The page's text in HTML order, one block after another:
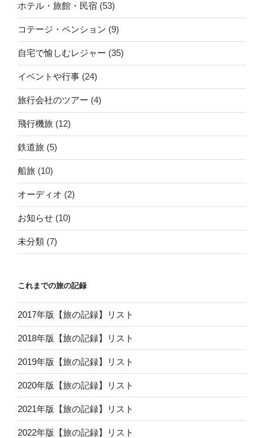
ホテル・旅館・民宿 (53)
コテージ・ペンション (9)
自宅で愉しむレジャー (35)
イベントや行事 (24)
旅行会社のツアー (4)
飛行機旅 (12)
鉄道旅 (5)
船旅 (10)
オーディオ (2)
お知らせ (10)
未分類 (7)
これまでの旅の記録
2017年版【旅の記録】リスト
2018年版【旅の記録】リスト
2019年版【旅の記録】リスト
2020年版【旅の記録】リスト
2021年版【旅の記録】リスト
2022年版【旅の記録】リスト